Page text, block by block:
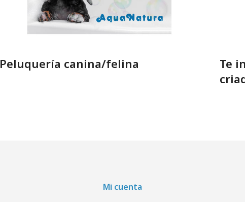
Peluquería canina/felina
Te
Mi cuenta